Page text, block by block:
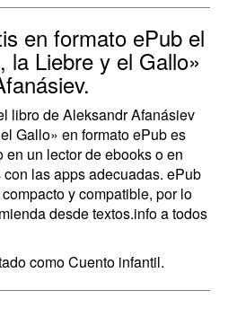
en formato ePub el
la Liebre y el Gallo»
libro de Aleksandr Afanásiev
Gallo» en formato ePub es
en un lector de ebooks o en
las apps adecuadas. ePub
y compatible, por lo
desde textos.info a todos
como Cuento infantil.